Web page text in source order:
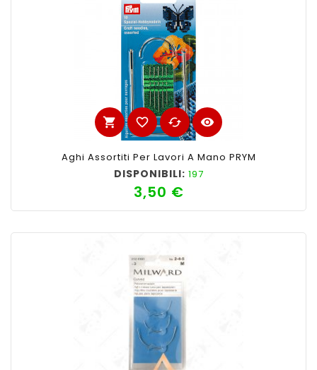
shopping_cart favorite_border cached visibility
Aghi Assortiti Per Lavori A Mano PRYM
DISPONIBILI: 197
3,50 €Prezzo